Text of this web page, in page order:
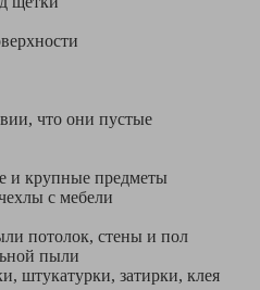
что они пустые
и крупные предметы
с мебели
потолок, стены и пол
пыли
штукатурки, затирки, клея